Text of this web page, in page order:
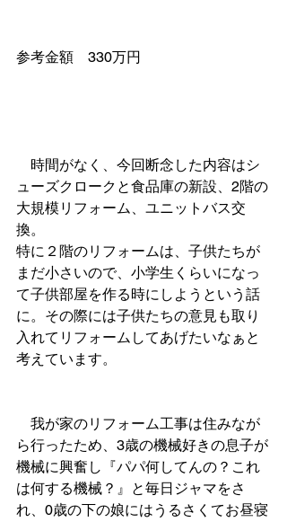
参考金額　330万円
時間がなく、今回断念した内容はシ
ューズクロークと食品庫の新設、2階の
大規模リフォーム、ユニットバス交
換。
特に２階のリフォームは、子供たちが
まだ小さいので、小学生くらいになっ
て子供部屋を作る時にしようという話
に。その際には子供たちの意見も取り
入れてリフォームしてあげたいなぁと
考えています。
我が家のリフォーム工事は住みなが
ら行ったため、3歳の機械好きの息子が
機械に興奮し『パパ何してんの？これ
は何する機械？』と毎日ジャマをさ
れ、0歳の下の娘にはうるさくてお昼寝